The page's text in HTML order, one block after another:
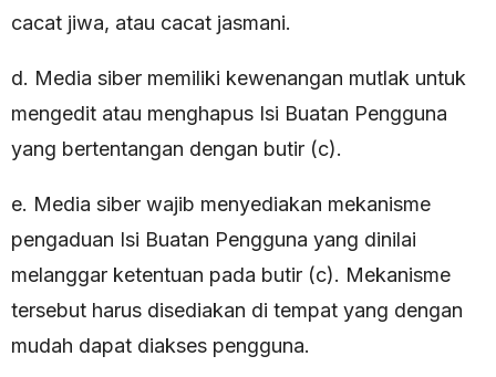
cacat jiwa, atau cacat jasmani.
d. Media siber memiliki kewenangan mutlak untuk
mengedit atau menghapus Isi Buatan Pengguna
yang bertentangan dengan butir (c).
e. Media siber wajib menyediakan mekanisme
pengaduan Isi Buatan Pengguna yang dinilai
melanggar ketentuan pada butir (c). Mekanisme
tersebut harus disediakan di tempat yang dengan
mudah dapat diakses pengguna.